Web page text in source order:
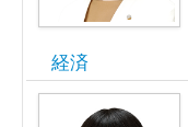
経済